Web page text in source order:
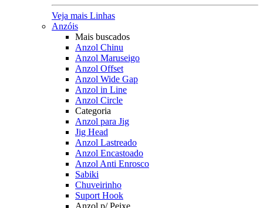
Veja mais Linhas
Anzóis
Mais buscados
Anzol Chinu
Anzol Maruseigo
Anzol Offset
Anzol Wide Gap
Anzol in Line
Anzol Circle
Categoria
Anzol para Jig
Jig Head
Anzol Lastreado
Anzol Encastoado
Anzol Anti Enrosco
Sabiki
Chuveirinho
Suport Hook
Anzol p/ Peixe